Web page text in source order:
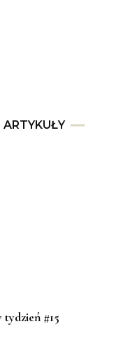
tydzień #15